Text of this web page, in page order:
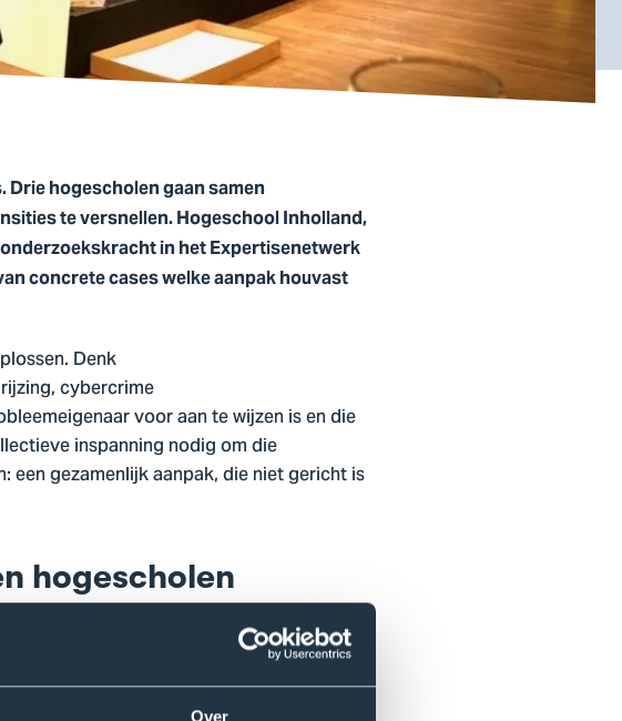
Over
hogescholen gaan samen
te versnellen. Hogeschool Inholland,
in het Expertisenetwerk
concrete cases welke aanpak houvast
Denk
cybercrime
voor aan te wijzen is en die
inspanning nodig om die
een gezamenlijk aanpak, die niet gericht is
hogescholen
en de Hogeschool Utrecht
Systemisch Co-Design (ESCD). De
en werkvormen prangende